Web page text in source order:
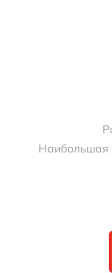
Наибольшая